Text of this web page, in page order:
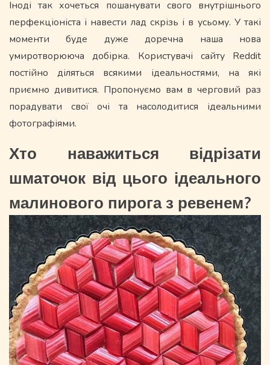
Іноді так хочеться пошанувати свого внутрішнього
перфекціоніста і навести лад скрізь і в усьому. У такі
моменти буде дуже доречна наша нова
умиротворююча добірка. Користувачі сайту Reddit
постійно діляться всякими ідеальностями, на які
приємно дивитися. Пропонуємо вам в черговий раз
порадувати свої очі та насолодитися ідеальними
фотографіями.
Хто наважиться відрізати
шматочок від цього ідеального
малинового пирога з ревенем?